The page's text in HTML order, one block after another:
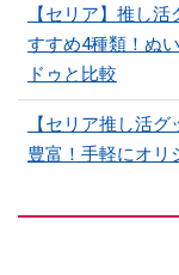
【セリア】推し
すすめ4種類！ぬ
ドゥと比較
【セリア推し活
豊富！手軽にオリ